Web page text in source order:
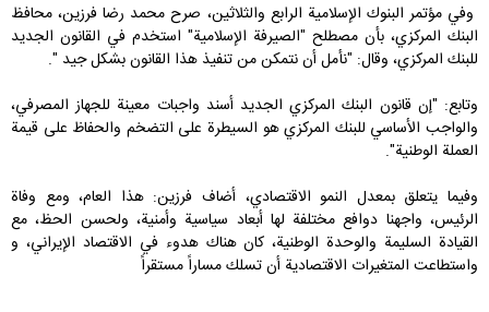
وفي مؤتمر البنوك الإسلامية الرابع والثلاثين، صرح محمد رضا فرزين، محافظ
البنك المركزي، بأن مصطلح "الصيرفة الإسلامية" استخدم في القانون الجديد
للبنك المركزي، وقال: "نأمل أن نتمكن من تنفيذ هذا القانون بشكل جيد ".
وتابع: "إن قانون البنك المركزي الجديد أسند واجبات معينة للجهاز المصرفي،
والواجب الأساسي للبنك المركزي هو السيطرة على التضخم والحفاظ على قيمة
العملة الوطنية".
وفيما يتعلق بمعدل النمو الاقتصادي، أضاف فرزين: هذا العام، ومع وفاة
الرئيس، واجهنا دوافع مختلفة لها أبعاد سياسية وأمنية، ولحسن الحظ، مع
القيادة السليمة والوحدة الوطنية، كان هناك هدوء في الاقتصاد الإيراني، و
واستطاعت المتغيرات الاقتصادية أن تسلك مساراً مستقراً